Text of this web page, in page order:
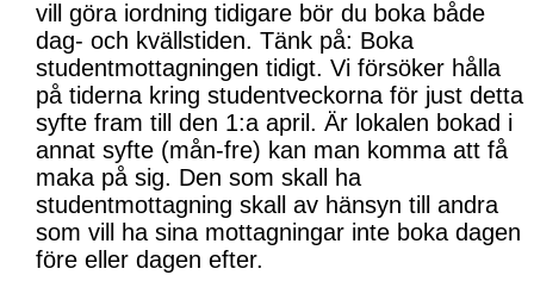
vill göra iordning tidigare bör du boka både
dag- och kvällstiden. Tänk på: Boka
studentmottagningen tidigt. Vi försöker hålla
på tiderna kring studentveckorna för just detta
syfte fram till den 1:a april. Är lokalen bokad i
annat syfte (mån-fre) kan man komma att få
maka på sig. Den som skall ha
studentmottagning skall av hänsyn till andra
som vill ha sina mottagningar inte boka dagen
före eller dagen efter.